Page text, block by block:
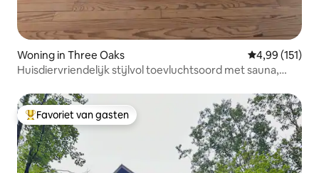
Woning in Three Oaks Gemiddelde
4,99 (151)
Huisdiervriendelijk stijlvol toevluchtsoord met sauna,
Topfavoriet van gasten
Favoriet van gasten